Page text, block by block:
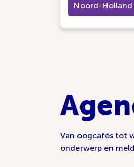
Noord-Holland
Van oogcafés tot
onderwerp en